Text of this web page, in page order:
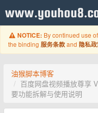
NOTICE: By continued use
the binding 服务条款and 隐私
油猴脚本博客
百度网盘视频播放尊享
要功能拆解与使用说明